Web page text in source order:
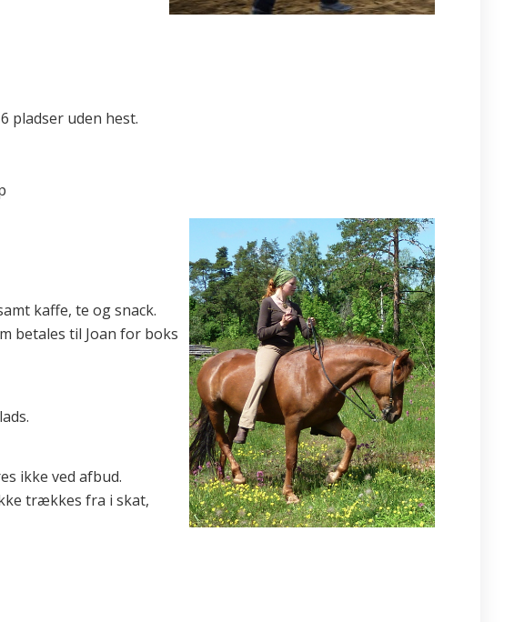
pladser uden hest.
kaffe, te og snack.
betales til Joan for boks
ikke ved afbud.
trækkes fra i skat,